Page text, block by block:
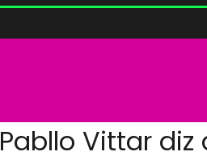
Pabllo Vittar